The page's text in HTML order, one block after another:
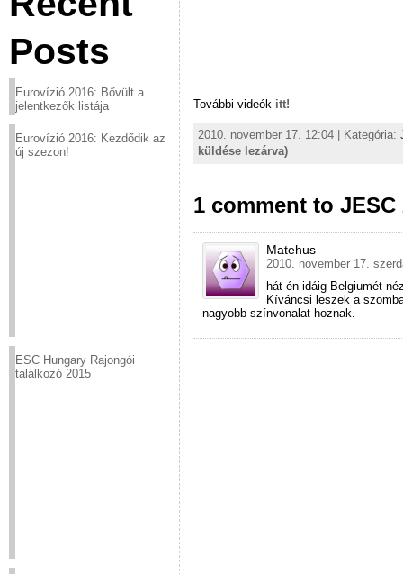
Posts
Eurovízió 2016: Bővült a
jelentkezők listája
Eurovízió 2016: Kezdődik az
új szezon!
ESC Hungary Rajongói
találkozó 2015
További videók itt!
2010. november 17. 12:04 | Kategória:
küldése lezárva)
1 comment to
Matehus
2010. november 17.
hát én idáig Belgiumét
Kíváncsi leszek a
nagyobb színvonalat hoznak.